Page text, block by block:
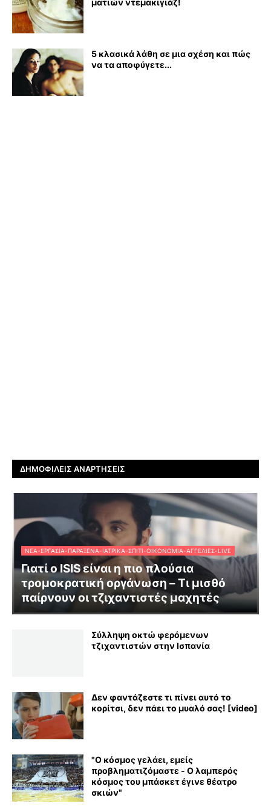
ματιών ντεμακιγιάζ!
5 κλασικά λάθη σε μια σχέση και πώς
να τα αποφύγετε...
ΔΗΜΟΦΙΛΕΊΣ ΑΝΑΡΤΉΣΕΙΣ
ΝΈΑ-ΕΡΓΑΣΊΑ-ΠΑΡΆΞΕΝΑ-ΙΑΤΡΙΚΆ-ΣΠΊΤΙ-ΟΙΚΟΝΟΜΊΑ-ΑΓΓΕΛΊΕΣ-LIVE
Γιατί ο ISIS είναι η πιο πλούσια
τρομοκρατική οργάνωση – Τι μισθό
παίρνουν οι τζιχαντιστές μαχητές
Σύλληψη οκτώ φερόμενων
τζιχαντιστών στην Ισπανία
Δεν φαντάζεστε τι πίνει αυτό το
κορίτσι, δεν πάει το μυαλό σας! [video]
"Ο κόσμος γελάει, εμείς
προβληματιζόμαστε - Ο λαμπερός
κόσμος του μπάσκετ έγινε θέατρο
σκιών"